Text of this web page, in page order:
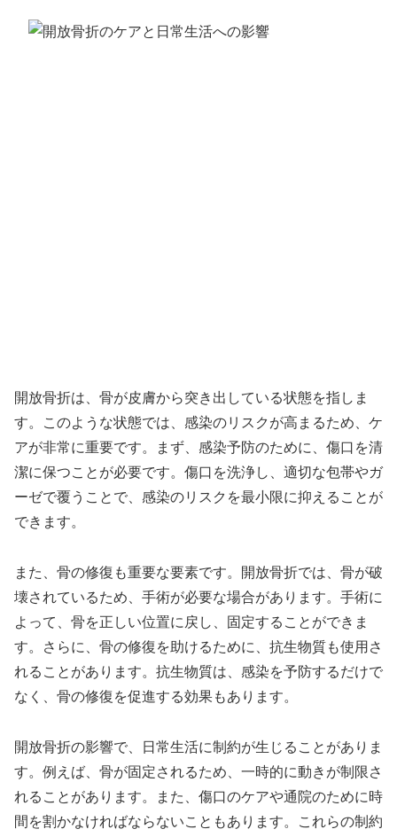
開放骨折は、骨が皮膚から突き出している状態を指しま
す。このような状態では、感染のリスクが高まるため、ケ
アが非常に重要です。まず、感染予防のために、傷口を清
潔に保つことが必要です。傷口を洗浄し、適切な包帯やガ
ーゼで覆うことで、感染のリスクを最小限に抑えることが
できます。
また、骨の修復も重要な要素です。開放骨折では、骨が破
壊されているため、手術が必要な場合があります。手術に
よって、骨を正しい位置に戻し、固定することができま
す。さらに、骨の修復を助けるために、抗生物質も使用さ
れることがあります。抗生物質は、感染を予防するだけで
なく、骨の修復を促進する効果もあります。
開放骨折の影響で、日常生活に制約が生じることがありま
す。例えば、骨が固定されるため、一時的に動きが制限さ
れることがあります。また、傷口のケアや通院のために時
間を割かなければならないこともあります。これらの制約